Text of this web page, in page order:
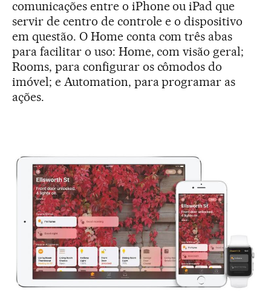
comunicações entre o iPhone ou iPad que
servir de centro de controle e o dispositivo
em questão. O Home conta com três abas
para facilitar o uso: Home, com visão geral;
Rooms, para configurar os cômodos do
imóvel; e Automation, para programar as
ações.